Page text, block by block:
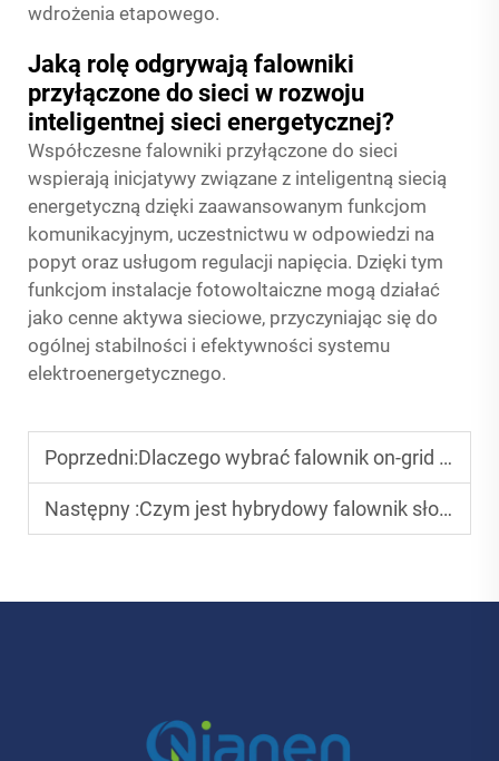
wdrożenia etapowego.
Jaką rolę odgrywają falowniki
przyłączone do sieci w rozwoju
inteligentnej sieci energetycznej?
Współczesne falowniki przyłączone do sieci
wspierają inicjatywy związane z inteligentną siecią
energetyczną dzięki zaawansowanym funkcjom
komunikacyjnym, uczestnictwu w odpowiedzi na
popyt oraz usługom regulacji napięcia. Dzięki tym
funkcjom instalacje fotowoltaiczne mogą działać
jako cenne aktywa sieciowe, przyczyniając się do
ogólnej stabilności i efektywności systemu
elektroenergetycznego.
Poprzedni:Dlaczego wybrać falownik on-grid do domowych systemów fotowoltaicznych?
Następny :Czym jest hybrydowy falownik słoneczny i dlaczego jest tak wydajny?